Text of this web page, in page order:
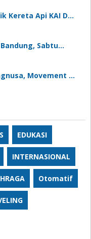
Kereta Api KAI D…
Sabtu…
Movement …
EDUKASI
INTERNASIONAL
Otomatif